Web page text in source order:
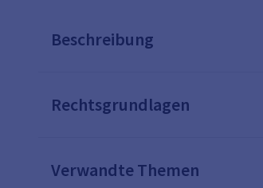
Beschreibung
Rechtsgrundlagen
Verwandte Themen